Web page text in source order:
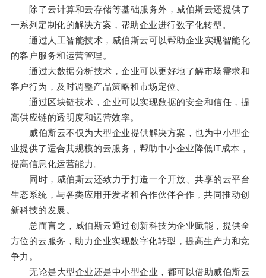
除了云计算和云存储等基础服务外，威伯斯云还提供了
一系列定制化的解决方案，帮助企业进行数字化转型。
通过人工智能技术，威伯斯云可以帮助企业实现智能化
的客户服务和运营管理。
通过大数据分析技术，企业可以更好地了解市场需求和
客户行为，及时调整产品策略和市场定位。
通过区块链技术，企业可以实现数据的安全和信任，提
高供应链的透明度和运营效率。
威伯斯云不仅为大型企业提供解决方案，也为中小型企
业提供了适合其规模的云服务，帮助中小企业降低IT成本，
提高信息化运营能力。
同时，威伯斯云还致力于打造一个开放、共享的云平台
生态系统，与各类应用开发者和合作伙伴合作，共同推动创
新科技的发展。
总而言之，威伯斯云通过创新科技为企业赋能，提供全
方位的云服务，助力企业实现数字化转型，提高生产力和竞
争力。
无论是大型企业还是中小型企业，都可以借助威伯斯云